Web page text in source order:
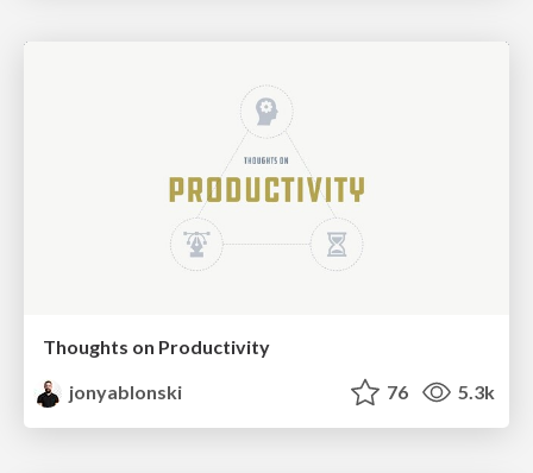
Thoughts on Productivity
jonyablonski
76 5.3k